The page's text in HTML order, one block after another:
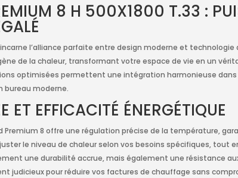
8 H 500X1800 T.33 :
incarne l’alliance parfaite entre design moderne et
de la chaleur, transformant votre espace de vie en un
optimisées permettent une intégration harmonieuse
bureau moderne.
ET EFFICACITÉ ÉNERGÉTIQUE
Premium 8 offre une régulation précise de la température,
le niveau de chaleur selon vos besoins spécifiques, tout
une durabilité accrue, mais également une résistance
judicieux pour réduire vos factures de chauffage sans